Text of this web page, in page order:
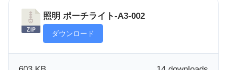
照明 ポーチライト-A3-002
ダウンロード